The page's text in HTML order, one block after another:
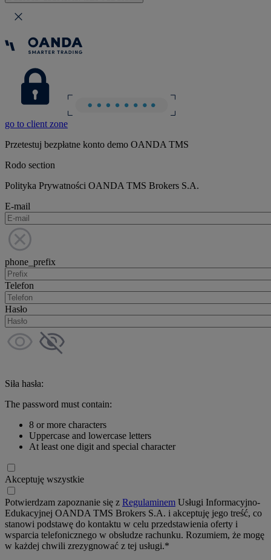
go to client zone
Przetestuj bezpłatne konto demo OANDA TMS
Rodo section
Polityka Prywatności OANDA TMS Brokers S.A.
E-mail
phone_prefix
Telefon
Hasło
Siła hasła:
The password must contain:
8 or more characters
Uppercase and lowercase letters
At least one digit and special character
Akceptuję wszystkie
Potwierdzam zapoznanie się z Regulaminem Usługi Informacyjno-
Edukacyjnej OANDA TMS Brokers S.A. i akceptuję jego treść, co
stanowi podstawę do kontaktu w celu przedstawienia oferty i
wsparcia telefonicznego w obsłudze rachunku. Rozumiem, że mogę
w każdej chwili zrezygnować z tej usługi.*